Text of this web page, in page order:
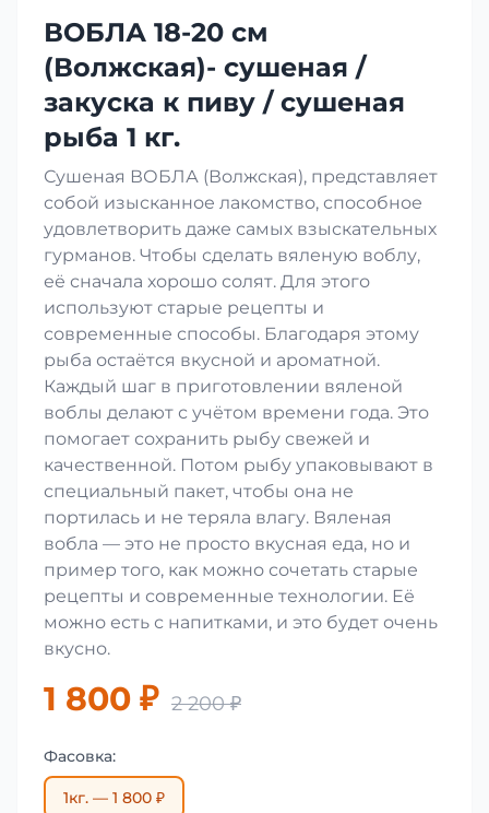
ВОБЛА 18-20 см
(Волжская)- сушеная /
закуска к пиву / сушеная
рыба 1 кг.
Сушеная ВОБЛА (Волжская), представляет
собой изысканное лакомство, способное
удовлетворить даже самых взыскательных
гурманов. Чтобы сделать вяленую воблу,
её сначала хорошо солят. Для этого
используют старые рецепты и
современные способы. Благодаря этому
рыба остаётся вкусной и ароматной.
Каждый шаг в приготовлении вяленой
воблы делают с учётом времени года. Это
помогает сохранить рыбу свежей и
качественной. Потом рыбу упаковывают в
специальный пакет, чтобы она не
портилась и не теряла влагу. Вяленая
вобла — это не просто вкусная еда, но и
пример того, как можно сочетать старые
рецепты и современные технологии. Её
можно есть с напитками, и это будет очень
вкусно.
1 800 ₽ 2 200 ₽
Фасовка:
1кг. — 1 800 ₽